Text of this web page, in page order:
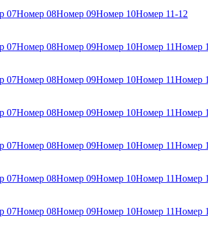
07Номер 08Номер 09Номер 10Номер 11-12
07Номер 08Номер 09Номер 10Номер 11Номер
07Номер 08Номер 09Номер 10Номер 11Номер
07Номер 08Номер 09Номер 10Номер 11Номер
07Номер 08Номер 09Номер 10Номер 11Номер
07Номер 08Номер 09Номер 10Номер 11Номер
07Номер 08Номер 09Номер 10Номер 11Номер